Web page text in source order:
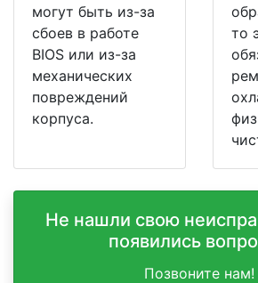
могут быть из-за
сбоев в работе
BIOS или из-за
механических
повреждений
корпуса.
то
Не нашли свою
появились
Позвоните нам!